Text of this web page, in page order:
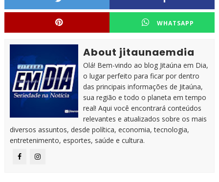
WHATSAPP
About jitaunaemdia
Olá! Bem-vindo ao blog Jitaúna em Dia,
o lugar perfeito para ficar por dentro
das principais informações de Jitaúna,
sua região e todo o planeta em tempo
real! Aqui você encontrará conteúdos
relevantes e atualizados sobre os mais
diversos assuntos, desde política, economia, tecnologia,
entretenimento, esportes, saúde e cultura.